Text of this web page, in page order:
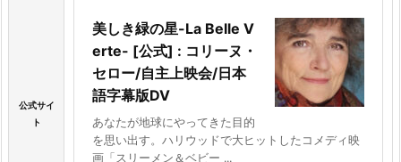
公式サイ
ト
美しき緑の星-La Belle V
erte- [公式] : コリーヌ・
セロー/自主上映会/日本
語字幕版DV
あなたが地球にやってきた目的
を思い出す。ハリウッドで大ヒットしたコメディ映
画「スリーメン＆ベビー ...